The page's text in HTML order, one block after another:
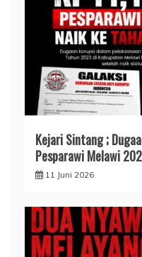
Kejari Sintang ;
Pesparawi Melawi
11 Juni 2026